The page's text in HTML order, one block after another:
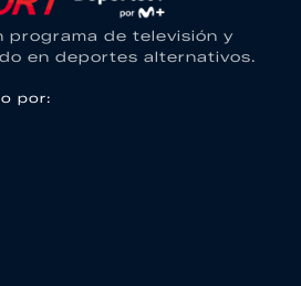
programa de televisión y
en deportes alternativos.
por: